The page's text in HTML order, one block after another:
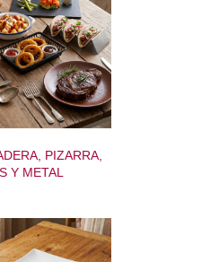
PIZARRA,
Y METAL